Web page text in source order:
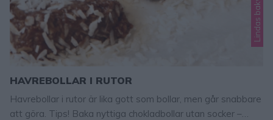
HAVREBOLLAR I RUTOR
Havrebollar i rutor är lika gott som bollar, men går snabbare
att göra. Tips! Baka nyttiga chokladbollar utan socker –